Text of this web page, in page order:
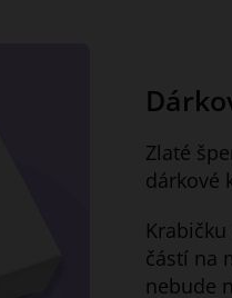
Zlaté
dárkové
částí na
nebude